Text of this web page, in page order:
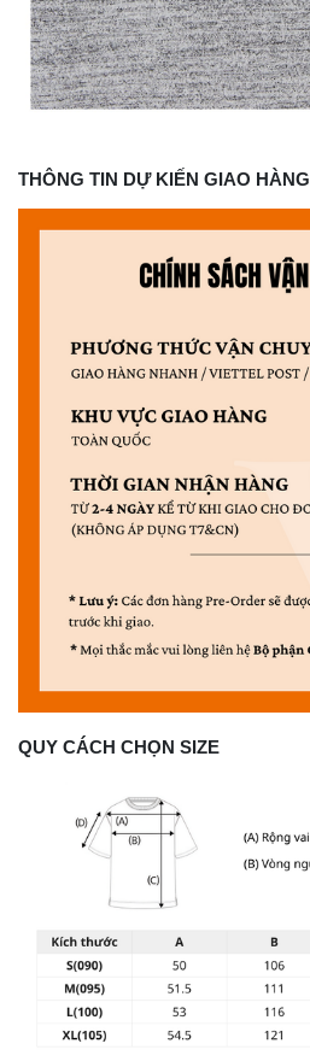
THÔNG TIN DỰ KIẾN GIAO HÀNG
QUY CÁCH CHỌN SIZE